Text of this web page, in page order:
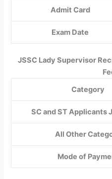
Admit Card
Exam Date
JSSC Lady Supervisor
Category
SC and ST Applicants
All Other
Mode of